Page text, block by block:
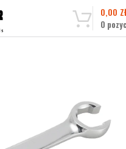
0
0,00